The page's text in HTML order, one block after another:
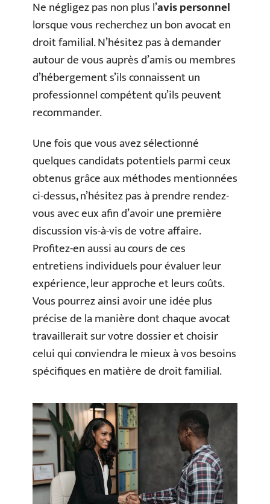
Ne négligez pas non plus l’avis personnel
lorsque vous recherchez un bon avocat en
droit familial. N’hésitez pas à demander
autour de vous auprès d’amis ou membres
d’hébergement s’ils connaissent un
professionnel compétent qu’ils peuvent
recommander.
Une fois que vous avez sélectionné
quelques candidats potentiels parmi ceux
obtenus grâce aux méthodes mentionnées
ci-dessus, n’hésitez pas à prendre rendez-
vous avec eux afin d’avoir une première
discussion vis-à-vis de votre affaire.
Profitez-en aussi au cours de ces
entretiens individuels pour évaluer leur
expérience, leur approche et leurs coûts.
Vous pourrez ainsi avoir une idée plus
précise de la manière dont chaque avocat
travaillerait sur votre dossier et choisir
celui qui conviendra le mieux à vos besoins
spécifiques en matière de droit familial.